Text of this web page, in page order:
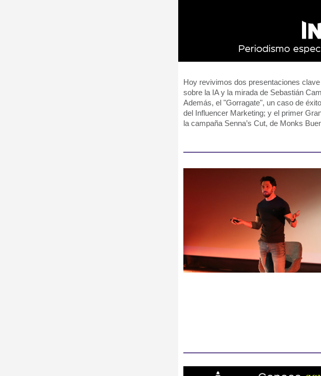
Hoy revivimos dos presentaciones
sobre la IA y la mirada de Sebastián
Además, el "Gorragate", un caso de
del Influencer Marketing; y el primer
la campaña Senna’s Cut, de Monks